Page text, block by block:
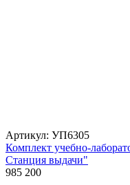
Артикул: УП6305
Комплект учебно-
Станция выдачи"
985 200